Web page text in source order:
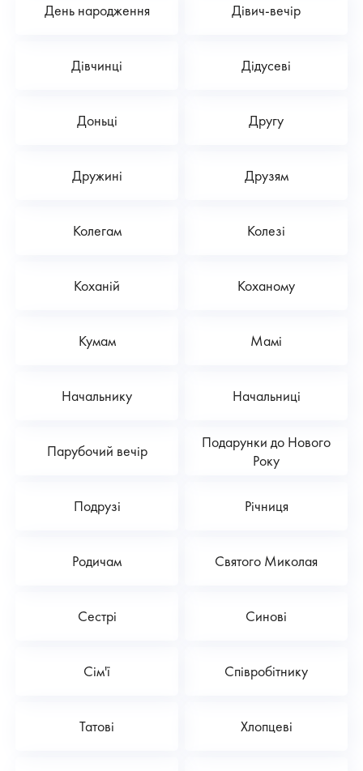
День народження Дівич-вечір
Дівчинці Дідусеві
Доньці Другу
Дружині Друзям
Колегам Колезі
Коханій Коханому
Кумам Мамі
Начальнику Начальниці
Парубочий вечір
Подарунки до Нового
Року
Подрузі Річниця
Родичам Святого Миколая
Сестрі Синові
Сім'ї Співробітнику
Татові Хлопцеві